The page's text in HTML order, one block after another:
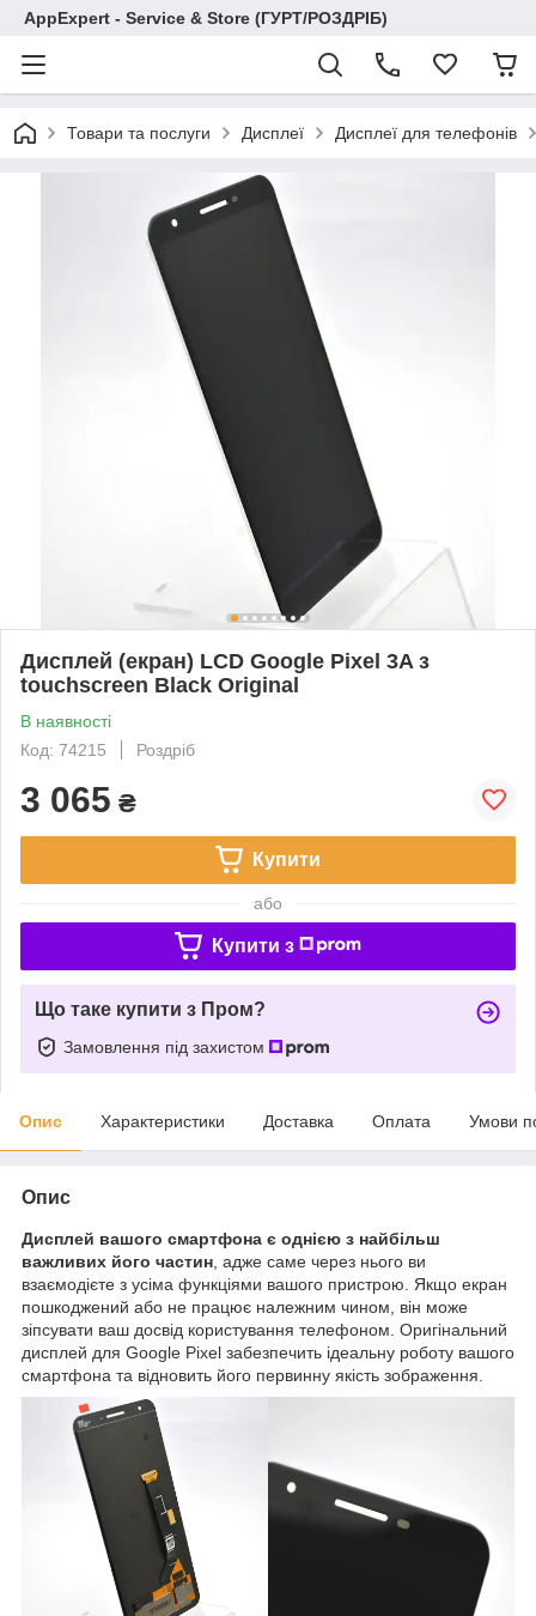
AppExpert - Service & Store (ГУРТ/РОЗДРІБ)
Товари та послуги Дисплеї Дисплеї для телефонів
Дисплей (екран) LCD Google Pixel 3A з
touchscreen Black Original
В наявності
Код: 74215
Роздріб
3 065 ₴
Купити
або
Купити з
Що таке купити з Пром?
Замовлення під захистом
Опис Характеристики Доставка Оплата Умови
Опис
Дисплей вашого смартфона є однією з найбільш
важливих його частин , адже саме через нього ви
взаємодієте з усіма функціями вашого пристрою. Якщо екран
пошкоджений або не працює належним чином, він може
зіпсувати ваш досвід користування телефоном. Оригінальний
дисплей для Google Pixel забезпечить ідеальну роботу вашого
смартфона та відновить його первинну якість зображення.